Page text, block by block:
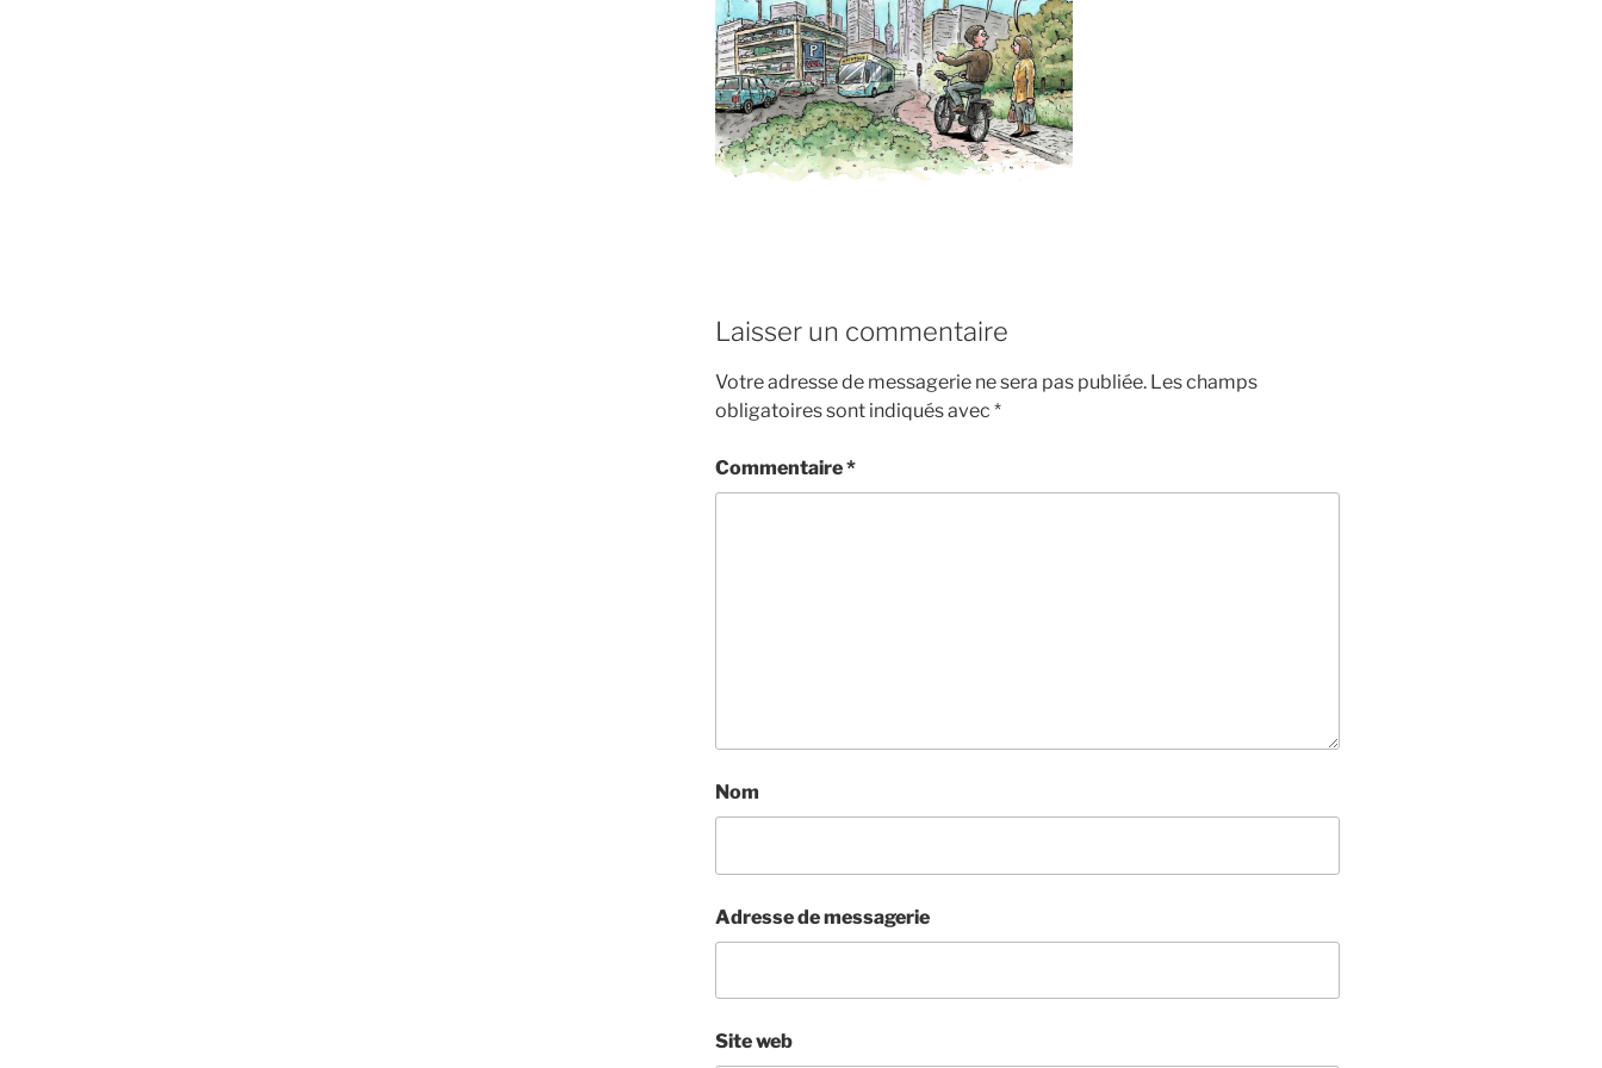
Laisser un commentaire
Votre adresse de messagerie ne sera pas publiée. Les champs
obligatoires sont indiqués avec *
Commentaire*
Nom
Adresse de messagerie
Site web